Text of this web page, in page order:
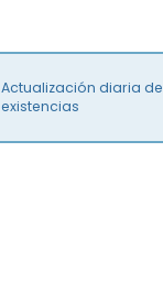
Actualización diaria de
existencias